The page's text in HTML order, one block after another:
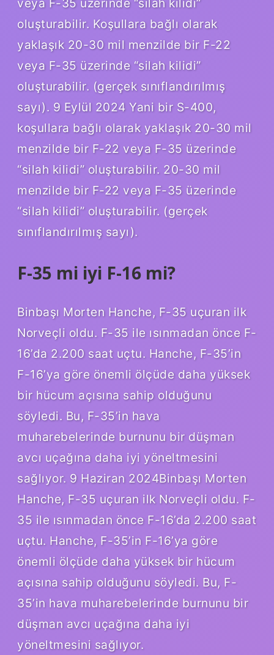
veya F-35 üzerinde “silah kilidi”
oluşturabilir. Koşullara bağlı olarak
yaklaşık 20-30 mil menzilde bir F-22
veya F-35 üzerinde “silah kilidi”
oluşturabilir. (gerçek sınıflandırılmış
sayı). 9 Eylül 2024 Yani bir S-400,
koşullara bağlı olarak yaklaşık 20-30 mil
menzilde bir F-22 veya F-35 üzerinde
“silah kilidi” oluşturabilir. 20-30 mil
menzilde bir F-22 veya F-35 üzerinde
“silah kilidi” oluşturabilir. (gerçek
sınıflandırılmış sayı).
F-35 mi iyi F-16 mi?
Binbaşı Morten Hanche, F-35 uçuran ilk
Norveçli oldu. F-35 ile ısınmadan önce F-
16’da 2.200 saat uçtu. Hanche, F-35’in
F-16’ya göre önemli ölçüde daha yüksek
bir hücum açısına sahip olduğunu
söyledi. Bu, F-35’in hava
muharebelerinde burnunu bir düşman
avcı uçağına daha iyi yöneltmesini
sağlıyor. 9 Haziran 2024Binbaşı Morten
Hanche, F-35 uçuran ilk Norveçli oldu. F-
35 ile ısınmadan önce F-16’da 2.200 saat
uçtu. Hanche, F-35’in F-16’ya göre
önemli ölçüde daha yüksek bir hücum
açısına sahip olduğunu söyledi. Bu, F-
35’in hava muharebelerinde burnunu bir
düşman avcı uçağına daha iyi
yöneltmesini sağlıyor.